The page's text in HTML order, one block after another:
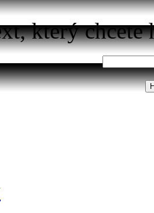
který chcete